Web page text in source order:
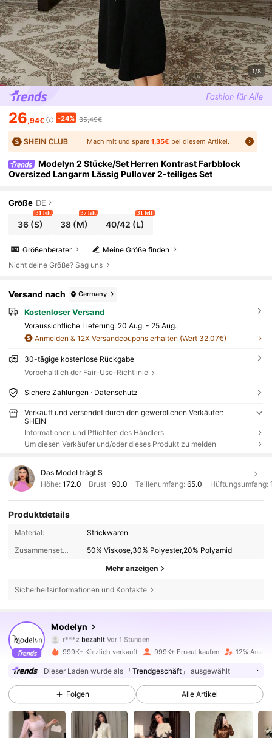
1/8
26,94€ -24% 35,49€
Mach mit und spare1,35€ bei diesem Artikel.
Modelyn 2 Stücke/Set Herren Kontrast Farbblock
Oversized Langarm Lässig Pullover 2-teiliges Set
Größe DE
36(S)
31 left
38 (M)
37 left
40/42 (L)
31 left
Meine Größe finden
Größenberater
Nicht deine Größe? Sag uns
Versand nach Germany
Kostenloser Versand
Voraussichtliche Lieferung: 20 Aug. - 25 Aug.
Anmelden & 12X Versandcoupons erhalten (Wert 32,07€)
30-tägige kostenlose Rückgabe
Vorbehaltlich der Fair-Use-Richtlinie
Sichere Zahlungen · Datenschutz
Verkauft und versendet durch den gewerblichen Verkäufer:
SHEIN
Informationen und Pflichten des Händlers
Um diesen Verkäufer und/oder dieses Produkt zu melden
Das Model trägt:S
Höhe: 172.0 Brust :90.0 Taillenumfang: 65.0 Hüftungsumfang:
Produktdetails
Material:
Strickwaren
Zusammensetzung:
50% Viskose,30% Polyester,20% Polyamid
Mehr anzeigen
Sicherheitsinformationen und Kontakte
Modelyn
4,85
1.2M Follower
r***z bezahlt Vor 1 Stunden
gefolgt
4,85 1.2M Follower
999K+ Kürzlich verkauft 999K+ Erneut kaufen 12%
Dieser Laden wurde als 「Trendgeschäft」 ausgewählt
Folgen Alle Artikel